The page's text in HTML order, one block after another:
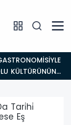
KÜLTÜRÜNÜN
Tari̇hi̇
Eş